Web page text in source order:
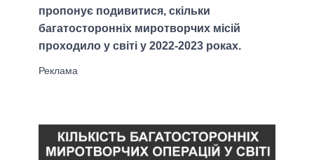
пропонує подивитися, скільки
багатосторонніх миротворчих місій
проходило у світі у 2022-2023 роках.